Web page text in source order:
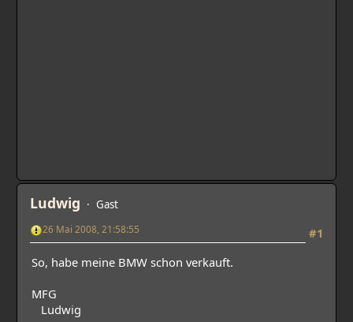
Ludwig Gast
#1
26 Mai 2008, 21:58:55
So, habe meine BMW schon verkauft.
MFG
Ludwig